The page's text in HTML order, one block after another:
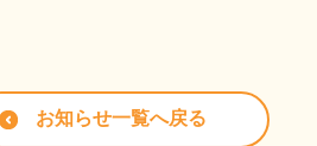
お知らせ一覧へ戻る